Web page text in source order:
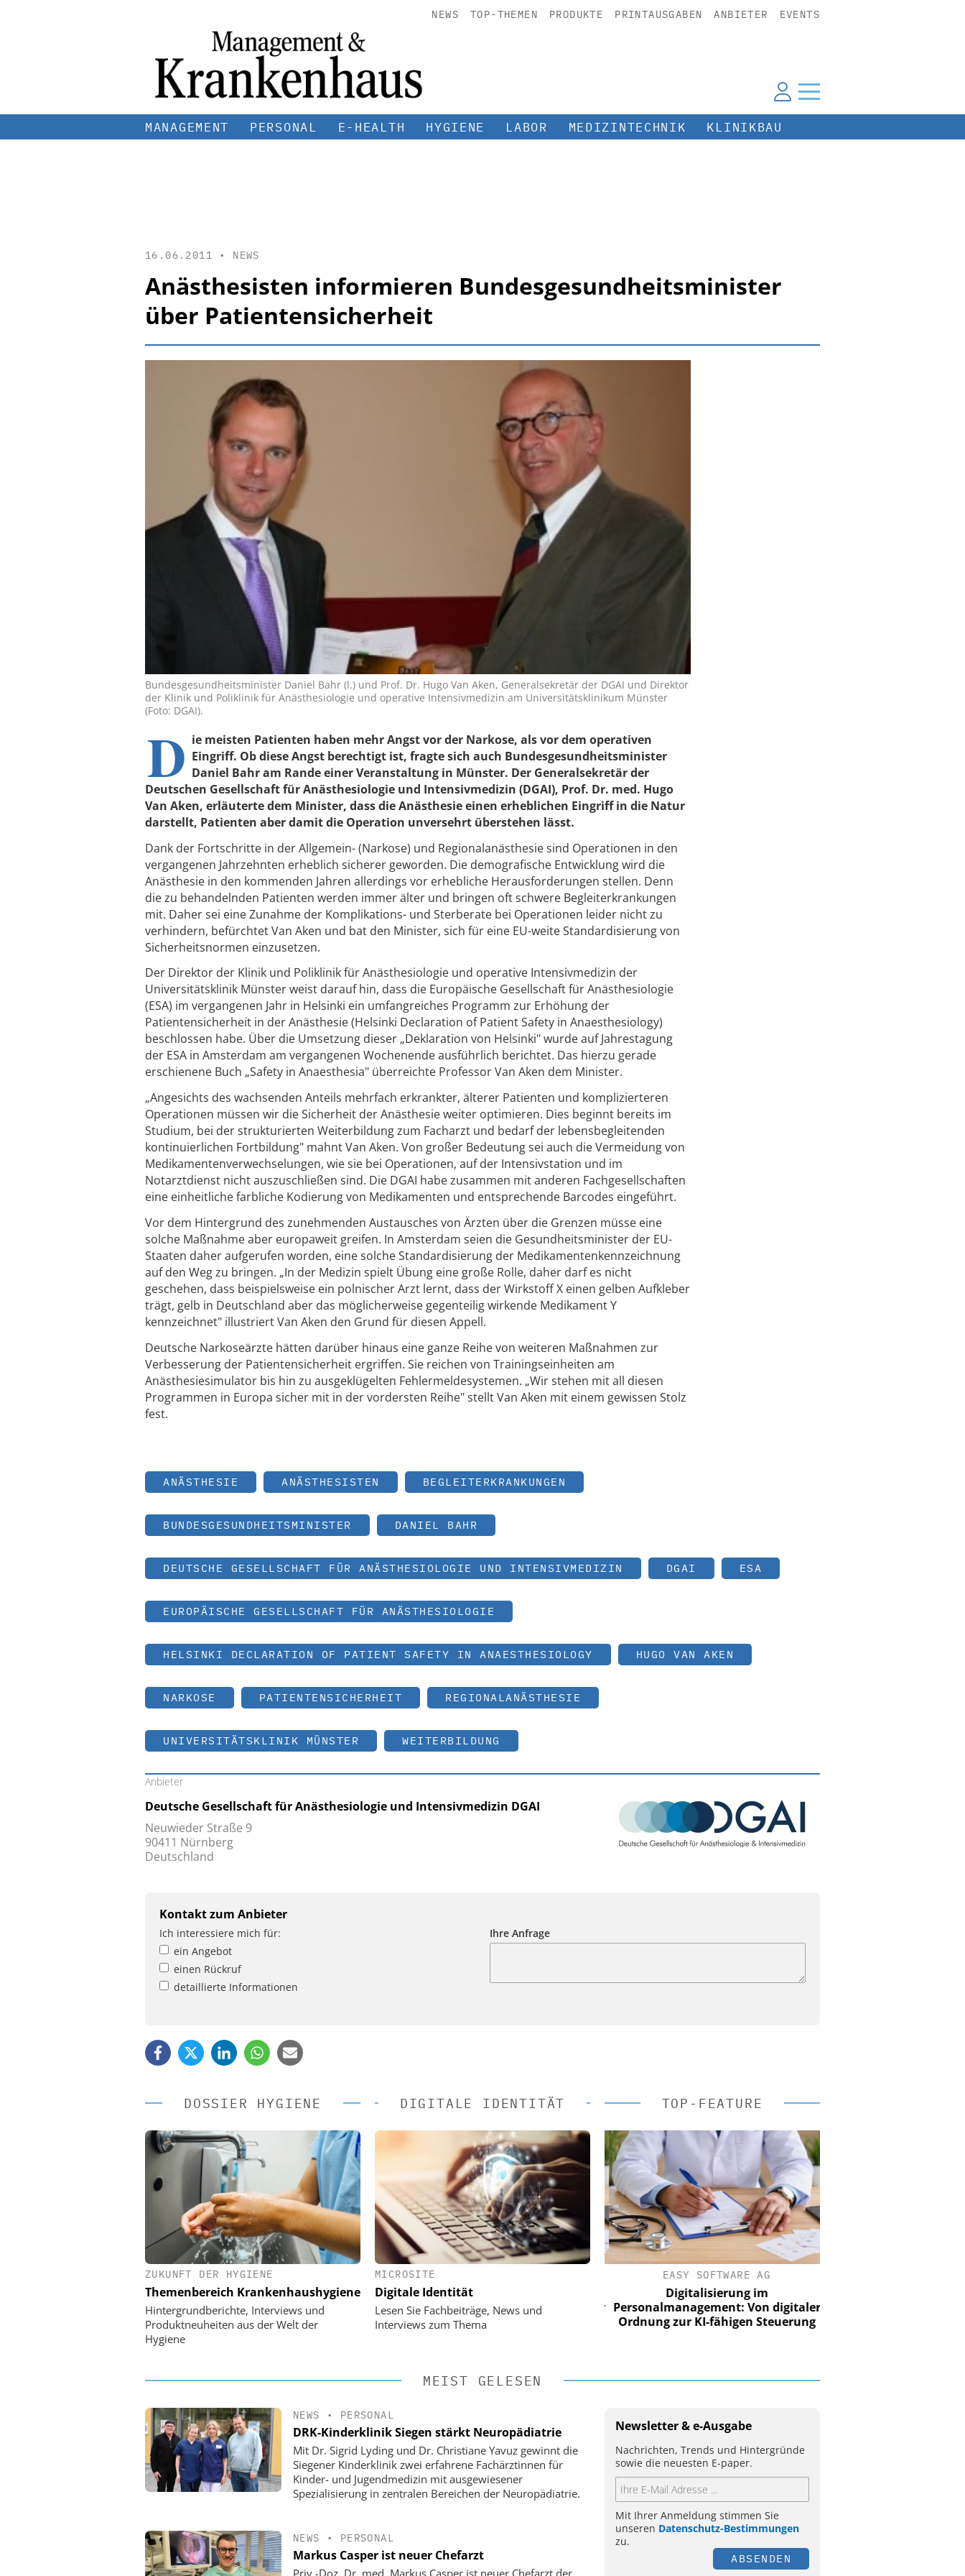
NEWS TOP-THEMEN PRODUKTE PRINTAUSGABEN ANBIETER EVENTS
MANAGEMENT PERSONAL E-HEALTH HYGIENE LABOR MEDIZINTECHNIK KLINIKBAU
16.06.2011 • NEWS
Anästhesisten informieren Bundesgesundheitsminister
über Patientensicherheit
Bundesgesundheitsminister Daniel Bahr (l.) und Prof. Dr. Hugo Van Aken, Generalsekretär der DGAI und Direktor
der Klinik und Poliklinik für Anästhesiologie und operative Intensivmedizin am Universitätsklinikum Münster
(Foto: DGAI).
D ie meisten Patienten haben mehr Angst vor der Narkose, als vor dem operativen
Eingriff. Ob diese Angst berechtigt ist, fragte sich auch Bundesgesundheitsminister
Daniel Bahr am Rande einer Veranstaltung in Münster. Der Generalsekretär der
Deutschen Gesellschaft für Anästhesiologie und Intensivmedizin (DGAI), Prof. Dr. med. Hugo
Van Aken, erläuterte dem Minister, dass die Anästhesie einen erheblichen Eingriff in die Natur
darstellt, Patienten aber damit die Operation unversehrt überstehen lässt.
Dank der Fortschritte in der Allgemein- (Narkose) und Regionalanästhesie sind Operationen in den
vergangenen Jahrzehnten erheblich sicherer geworden. Die demografische Entwicklung wird die
Anästhesie in den kommenden Jahren allerdings vor erhebliche Herausforderungen stellen. Denn
die zu behandelnden Patienten werden immer älter und bringen oft schwere Begleiterkrankungen
mit. Daher sei eine Zunahme der Komplikations- und Sterberate bei Operationen leider nicht zu
verhindern, befürchtet Van Aken und bat den Minister, sich für eine EU-weite Standardisierung von
Sicherheitsnormen einzusetzen.
Der Direktor der Klinik und Poliklinik für Anästhesiologie und operative Intensivmedizin der
Universitätsklinik Münster weist darauf hin, dass die Europäische Gesellschaft für Anästhesiologie
(ESA) im vergangenen Jahr in Helsinki ein umfangreiches Programm zur Erhöhung der
Patientensicherheit in der Anästhesie (Helsinki Declaration of Patient Safety in Anaesthesiology)
beschlossen habe. Über die Umsetzung dieser „Deklaration von Helsinki" wurde auf Jahrestagung
der ESA in Amsterdam am vergangenen Wochenende ausführlich berichtet. Das hierzu gerade
erschienene Buch „Safety in Anaesthesia" überreichte Professor Van Aken dem Minister.
„Angesichts des wachsenden Anteils mehrfach erkrankter, älterer Patienten und komplizierteren
Operationen müssen wir die Sicherheit der Anästhesie weiter optimieren. Dies beginnt bereits im
Studium, bei der strukturierten Weiterbildung zum Facharzt und bedarf der lebensbegleitenden
kontinuierlichen Fortbildung" mahnt Van Aken. Von großer Bedeutung sei auch die Vermeidung von
Medikamentenverwechselungen, wie sie bei Operationen, auf der Intensivstation und im
Notarztdienst nicht auszuschließen sind. Die DGAI habe zusammen mit anderen Fachgesellschaften
eine einheitliche farbliche Kodierung von Medikamenten und entsprechende Barcodes eingeführt.
Vor dem Hintergrund des zunehmenden Austausches von Ärzten über die Grenzen müsse eine
solche Maßnahme aber europaweit greifen. In Amsterdam seien die Gesundheitsminister der EU-
Staaten daher aufgerufen worden, eine solche Standardisierung der Medikamentenkennzeichnung
auf den Weg zu bringen. „In der Medizin spielt Übung eine große Rolle, daher darf es nicht
geschehen, dass beispielsweise ein polnischer Arzt lernt, dass der Wirkstoff X einen gelben Aufkleber
trägt, gelb in Deutschland aber das möglicherweise gegenteilig wirkende Medikament Y
kennzeichnet" illustriert Van Aken den Grund für diesen Appell.
Deutsche Narkoseärzte hätten darüber hinaus eine ganze Reihe von weiteren Maßnahmen zur
Verbesserung der Patientensicherheit ergriffen. Sie reichen von Trainingseinheiten am
Anästhesiesimulator bis hin zu ausgeklügelten Fehlermeldesystemen. „Wir stehen mit all diesen
Programmen in Europa sicher mit in der vordersten Reihe" stellt Van Aken mit einem gewissen Stolz
fest.
ANÄSTHESIE ANÄSTHESISTEN BEGLEITERKRANKUNGEN
BUNDESGESUNDHEITSMINISTER DANIEL BAHR
DEUTSCHE GESELLSCHAFT FÜR ANÄSTHESIOLOGIE UND INTENSIVMEDIZIN DGAI ESA
EUROPÄISCHE GESELLSCHAFT FÜR ANÄSTHESIOLOGIE
HELSINKI DECLARATION OF PATIENT SAFETY IN ANAESTHESIOLOGY HUGO VAN AKEN
NARKOSE PATIENTENSICHERHEIT REGIONALANÄSTHESIE
UNIVERSITÄTSKLINIK MÜNSTER WEITERBILDUNG
Anbieter
Deutsche Gesellschaft für Anästhesiologie und Intensivmedizin DGAI
Neuwieder Straße 9
90411 Nürnberg
Deutschland
Kontakt zum Anbieter
Ich interessiere mich für:
ein Angebot
einen Rückruf
detaillierte Informationen
Ihre Anfrage
DOSSIER HYGIENE
ZUKUNFT DER HYGIENE
Themenbereich Krankenhaushygiene
Hintergrundberichte, Interviews und
Produktneuheiten aus der Welt der
Hygiene
DIGITALE IDENTITÄT
MICROSITE
Digitale Identität
Lesen Sie Fachbeiträge, News und
Interviews zum Thema
TOP-FEATURE
EASY SOFTWARE AG
Digitalisierung im
Personalmanagement: Von digitaler
Ordnung zur KI-fähigen Steuerung
Digitalisierung im
Personalmanagement: Von digitaler
Ordnung zur KI-fähigen Steuerung
EASY SOFTWARE AG
Digitalisierung im
Personalmanagement: Von digitaler
Ordnung zur KI-fähigen Steuerung
MEIST GELESEN
NEWS • PERSONAL
DRK-Kinderklinik Siegen stärkt Neuropädiatrie
Mit Dr. Sigrid Lyding und Dr. Christiane Yavuz gewinnt die
Siegener Kinderklinik zwei erfahrene Fachärztinnen für
Kinder- und Jugendmedizin mit ausgewiesener
Spezialisierung in zentralen Bereichen der Neuropädiatrie.
NEWS • PERSONAL
Markus Casper ist neuer Chefarzt
Newsletter & e-Ausgabe
Nachrichten, Trends und Hintergründe
sowie die neuesten E-paper.
Mit Ihrer Anmeldung stimmen Sie
unseren Datenschutz-Bestimmungen
zu.
ABSENDEN